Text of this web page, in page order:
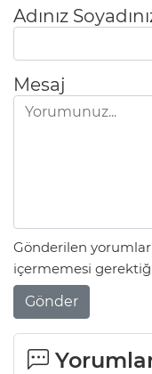
Adınız
Mesaj
Gönderilen
içermemesi
Gönder